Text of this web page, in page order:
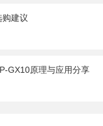
购建议
GX10原理与应用分享